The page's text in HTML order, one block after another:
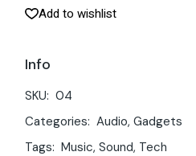
Add to wishlist
Info
SKU: 04
Categories: Audio,Gadgets
Tags: Music,Sound, Tech